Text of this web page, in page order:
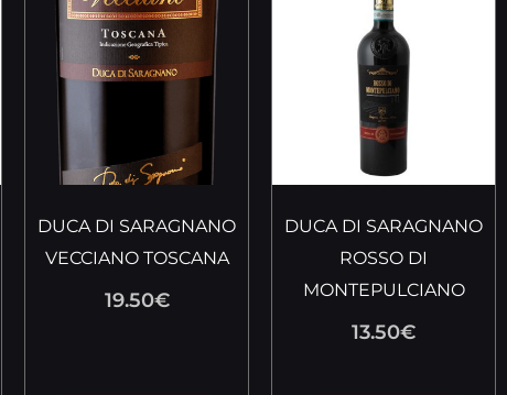
DUCA DI SARAGNANO
VECCIANO TOSCANA
19.50€
DUCA DI SARAGNANO
ROSSO DI
MONTEPULCIANO
13.50€